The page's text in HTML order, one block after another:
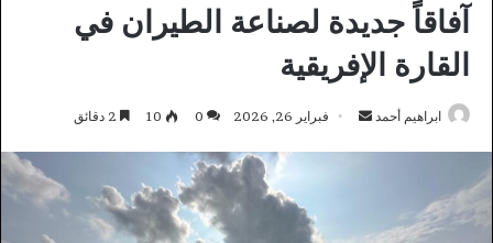
آفاقاً جديدة لصناعة الطيران في
القارة الإفريقية
ابراهيم أحمد
أرسل فبراير 26, 2026 0
10